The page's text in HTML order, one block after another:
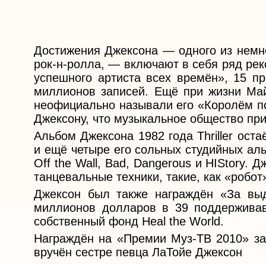
Достижения Джексона — одного из
рок-н-ролла, — включают в себя ряд
успешного артиста всех времён», 15
миллионов записей. Ещё при жизни
неофициально называли его «Королём
Джексону, что музыкальное общество
Альбом Джексона 1982 года Thriller
и ещё четыре его сольных студийных
Off the Wall, Bad, Dangerous и HIStory.
танцевальные техники, такие, как
Джексон был также награждён «За
миллионов долларов в 39
собственный фонд Heal the World.
Награждён на «Премии Муз-ТВ 2010»
вручён сестре певца ЛаТойе Джексон